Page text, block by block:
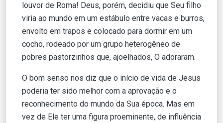
louvor de Roma! Deus, porém, decidiu que Seu filho
viria ao mundo em um estábulo entre vacas e burros,
envolto em trapos e colocado para dormir em um
cocho, rodeado por um grupo heterogêneo de
pobres pastorzinhos que, ajoelhados, O adoraram.
O bom senso nos diz que o início de vida de Jesus
poderia ter sido melhor com a aprovação e o
reconhecimento do mundo da Sua época. Mas em
vez de Ele ter uma figura proeminente, de influência